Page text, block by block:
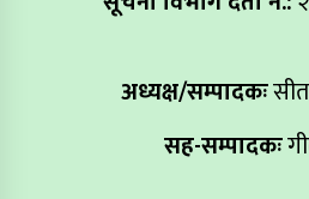
अध्यक्ष/सम्पादकः
सह-सम्पादकः